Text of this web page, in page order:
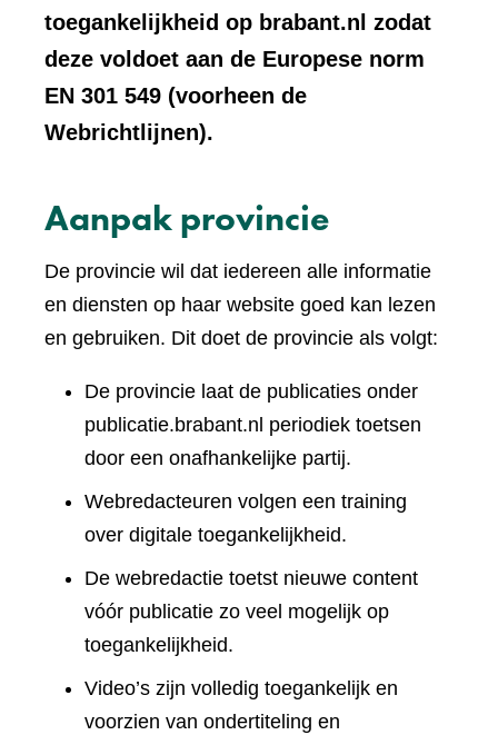
toegankelijkheid op brabant.nl zodat
deze voldoet aan de Europese norm
EN 301 549 (voorheen de
Webrichtlijnen).
Aanpak provincie
De provincie wil dat iedereen alle informatie
en diensten op haar website goed kan lezen
en gebruiken. Dit doet de provincie als volgt:
De provincie laat de publicaties onder
publicatie.brabant.nl periodiek toetsen
door een onafhankelijke partij.
Webredacteuren volgen een training
over digitale toegankelijkheid.
De webredactie toetst nieuwe content
vóór publicatie zo veel mogelijk op
toegankelijkheid.
Video’s zijn volledig toegankelijk en
voorzien van ondertiteling en